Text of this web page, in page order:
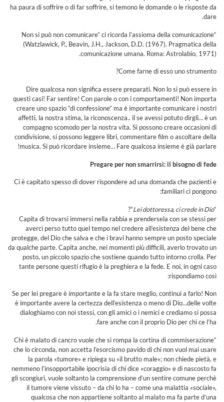
ha paura di soffrire o di far soffrire, si temono le domande o le risposte da
dare.
“Non si può non comunicare” ci ricorda l’assioma della comunicazione
(Watzlawick, P., Beavin, J.H., Jackson, D.D. (1967). Pragmatica della
comunicazione umana. Roma: Astrolabio, 1971).
Come farne di esso uno strumento?
Dire qualcosa non significa essere preparati. Non lo si può essere in
questi casi! Far sentire! Con parole o con i comportamenti! Non importa
creare uno spazio “di confessione” ma è importante comunicare i nostri
affetti, la nostra stima, la riconoscenza.. il se avessi potuto dirgli… è un
compagno scomodo per la nostra vita. Si possono creare occasioni di
condivisione, si possono leggere libri, commentare film o ascoltare della
musica. Si può ricordare insieme… Fare qualcosa insieme è già parlare!
Pregare per non smarrirsi: il bisogno di fede
Ci è capitato spesso di dover rispondere ad una domanda che pazienti e
familiari ci pongono:
“
Lei dottoressa, ci crede in Dio
”?
Capita di trovarsi immersi nella rabbia e prendersela con se stessi per
averci perso tutto quel tempo nel credere all’esistenza del bene che
protegge, del Dio che salva e che i bravi hanno sempre un posto speciale
da qualche parte. Capita anche, nei momenti più difficili, averlo trovato un
posto, un piccolo spazio che sostiene quando tutto intorno crolla. Per
tante persone questi rifugio è la preghiera e la fede. E noi, in ogni caso
rispondiamo così:
Se per lei pregare è importante e la fa stare meglio, continui a farlo! Non
è importante avere la certezza dell’esistenza o meno di Dio…delle volte
dialoghiamo con noi stessi, con gli amici o i nemici e crediamo si possa
fare anche con il proprio Dio per chi ce l’ha.
“Chi è malato di cancro vuole che si rompa la cortina di commiserazione
che lo circonda, non accetta l’esorcismo pavido di chi non vuol mai usare
la parola «tumore» e ripiega su «il brutto male»; non chiede pietà, e
nemmeno l’insopportabile ipocrisia di chi dice «coraggio» e di nascosto fa
gli scongiuri, vuole soltanto la comprensione d’un sentire comune perchè
il tumore viene vissuto – da chi lo ha – come una malattia «sociale»,
qualcosa che non appartiene soltanto al malato ma fa parte d’una